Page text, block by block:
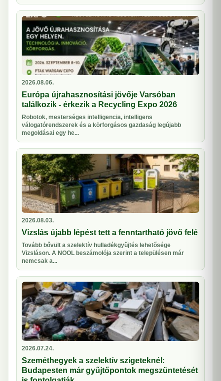
2026.08.06.
Európa újrahasznosítási jövője Varsóban
találkozik - érkezik a Recycling Expo 2026
Robotok, mesterséges intelligencia, intelligens
válogatórendszerek és a körforgásos gazdaság legújabb
megoldásai egy he...
2026.08.03.
Vizslás újabb lépést tett a fenntartható jövő felé
Tovább bővült a szelektív hulladékgyűjtés lehetősége
Vizsláson. A NOOL beszámolója szerint a településen már
nemcsak a...
2026.07.24.
Szeméthegyek a szelektív szigeteknél:
Budapesten már gyűjtőpontok megszüntetését